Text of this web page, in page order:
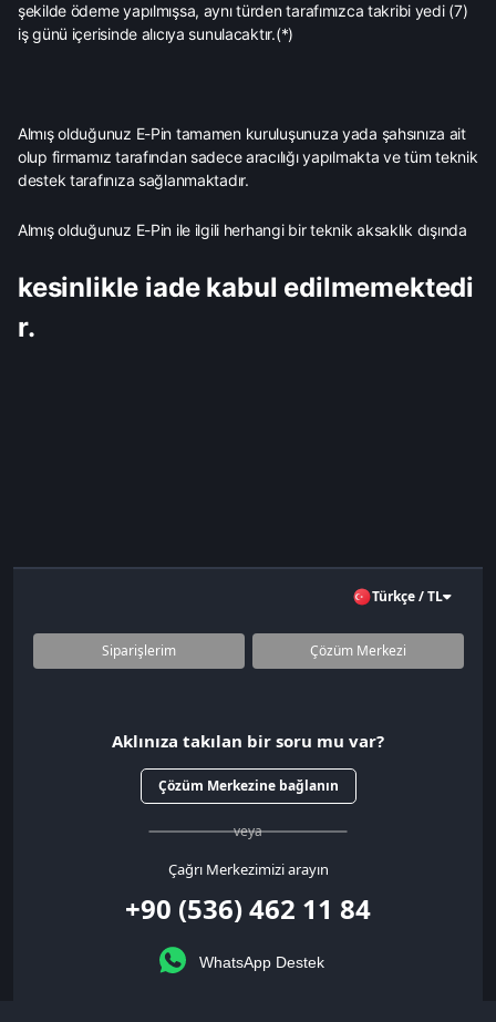
şekilde ödeme yapılmışsa, aynı türden tarafımızca takribi yedi (7)
iş günü içerisinde alıcıya sunulacaktır.(*)
Almış olduğunuz E-Pin tamamen kuruluşunuza yada şahsınıza ait
olup firmamız tarafından sadece aracılığı yapılmakta ve tüm teknik
destek tarafınıza sağlanmaktadır.
Almış olduğunuz E-Pin ile ilgili herhangi bir teknik aksaklık dışında
kesinlikle iade kabul edilmemektedi
r.
Türkçe / TL
Siparişlerim Çözüm Merkezi
Aklınıza takılan bir soru mu var?
Çözüm Merkezine bağlanın
veya
Çağrı Merkezimizi arayın
+90 (536) 462 11 84
WhatsApp Destek